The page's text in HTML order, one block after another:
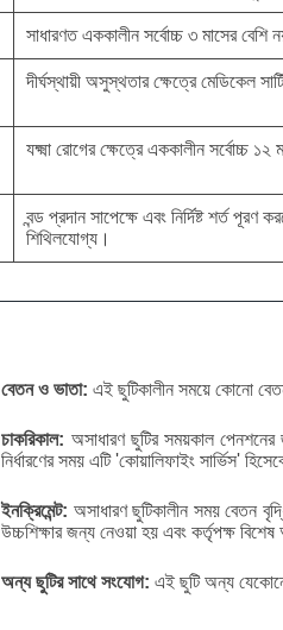
সাধারণত এককালীন সর্বোচ্চ ৩ মাসের বেশি
দীর্ঘস্থায়ী অসুস্থতার ক্ষেত্রে মেডিকেল
যক্ষ্মা রোগের ক্ষেত্রে এককালীন সর্বোচ্চ ১২
বন্ড প্রদান সাপেক্ষে এবং নির্দিষ্ট শর্ত পূরণ
শিথিলযোগ্য।
বেতন ও ভাতা: এই ছুটিকালীন সময়ে কোনো
চাকরিকাল: অসাধারণ ছুটির সময়কাল
নির্ধারণের সময় এটি 'কোয়ালিফাইং সার্ভিস'
ইনক্রিমেন্ট: অসাধারণ ছুটিকালীন সময় বেতন
উচ্চশিক্ষার জন্য নেওয়া হয় এবং কর্তৃপক্ষ
অন্য ছুটির সাথে সংযোগ: এই ছুটি অন্য যেকোনো